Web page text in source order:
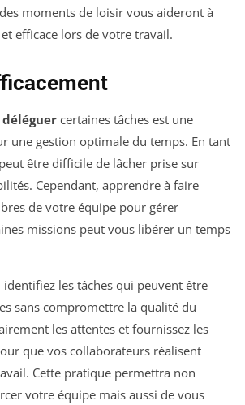
moments de loisir vous aideront à
efficace lors de votre travail.
déléguer certaines tâches est une
une gestion optimale du temps. En tant
être difficile de lâcher prise sur
Cependant, apprendre à faire
de votre équipe pour gérer
missions peut vous libérer un temps
les tâches qui peuvent être
sans compromettre la qualité du
les attentes et fournissez les
que vos collaborateurs réalisent
Cette pratique permettra non
votre équipe mais aussi de vous